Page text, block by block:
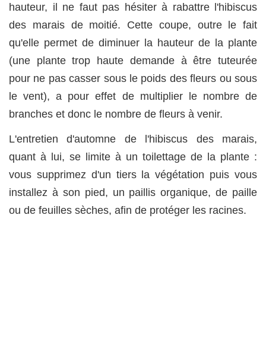
hauteur, il ne faut pas hésiter à rabattre l'hibiscus
des marais de moitié. Cette coupe, outre le fait
qu'elle permet de diminuer la hauteur de la plante
(une plante trop haute demande à être tuteurée
pour ne pas casser sous le poids des fleurs ou sous
le vent), a pour effet de multiplier le nombre de
branches et donc le nombre de fleurs à venir.
L'entretien d'automne de l'hibiscus des marais,
quant à lui, se limite à un toilettage de la plante :
vous supprimez d'un tiers la végétation puis vous
installez à son pied, un paillis organique, de paille
ou de feuilles sèches, afin de protéger les racines.